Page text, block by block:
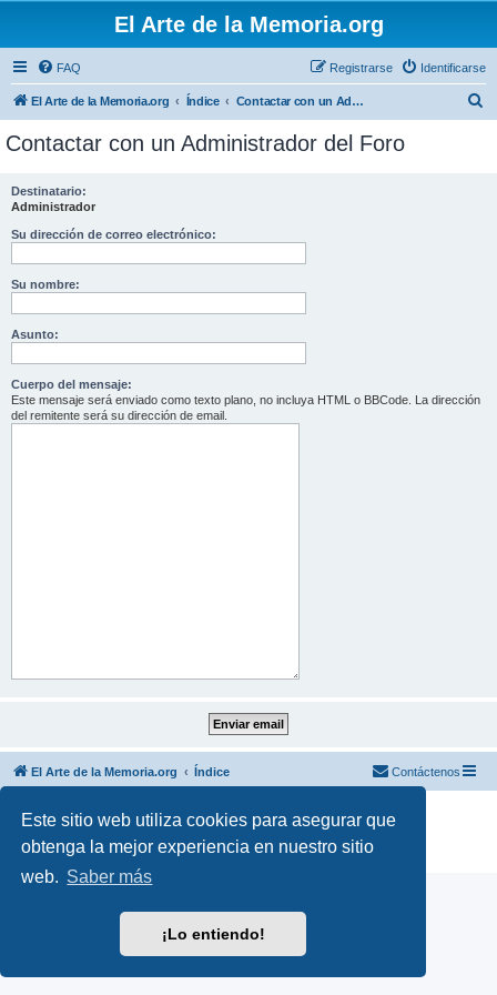
Este sitio web utiliza cookies para asegurar que
obtenga la mejor experiencia en nuestro sitio
web. Saber más
¡Lo entiendo!
El Arte de la Memoria.org
FAQ Identificarse
Registrarse
El Arte de la Memoria.org Índice Contactar con un Administrador del Foro
Contactar con un Administrador del Foro
Destinatario:
Administrador
Su dirección de correo electrónico:
Su nombre:
Asunto:
Cuerpo del mensaje:
Este mensaje será enviado como texto plano, no incluya HTML o BBCode. La dirección
del remitente será su dirección de email.
El Arte de la Memoria.org Índice Contáctenos
Desarrollado por phpBB ® Forum Software © phpBB Limited
Traducción al español por
phpBB España
Privacidad|Condiciones